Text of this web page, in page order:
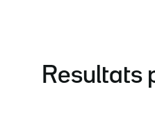
Resultats